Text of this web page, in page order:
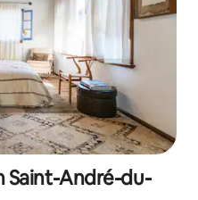
Saint-André-du-